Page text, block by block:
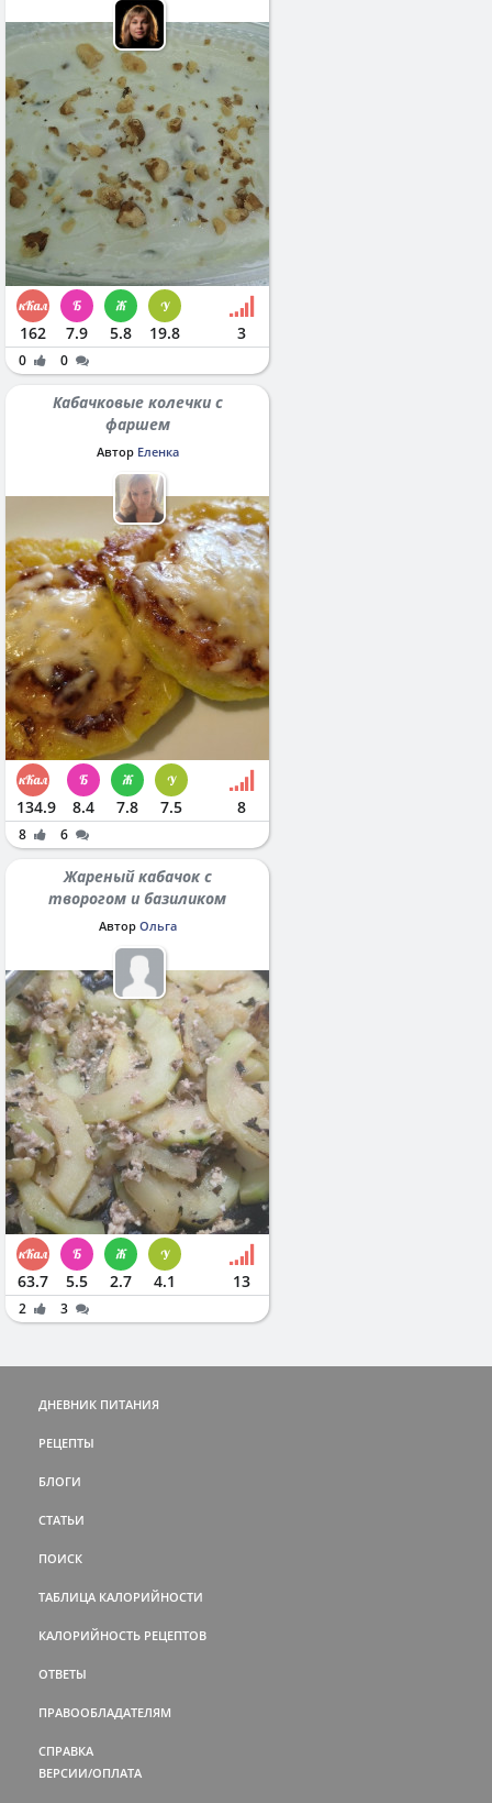
162 7.9 5.8 19.8 3
0 0
Кабачковые колечки с
фаршем
Автор Еленка
134.9 8.4 7.8 7.5 8
8 6
Жареный кабачок с
творогом и базиликом
Автор Ольга
63.7 5.5 2.7 4.1 13
2 3
ДНЕВНИК ПИТАНИЯ
РЕЦЕПТЫ
БЛОГИ
СТАТЬИ
ПОИСК
ТАБЛИЦА КАЛОРИЙНОСТИ
КАЛОРИЙНОСТЬ РЕЦЕПТОВ
ОТВЕТЫ
ПРАВООБЛАДАТЕЛЯМ
СПРАВКА
ВЕРСИИ/ОПЛАТА